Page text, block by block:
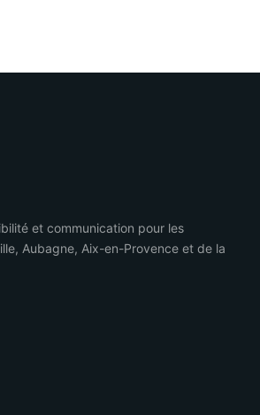
et communication pour les
Aubagne, Aix-en-Provence et de la